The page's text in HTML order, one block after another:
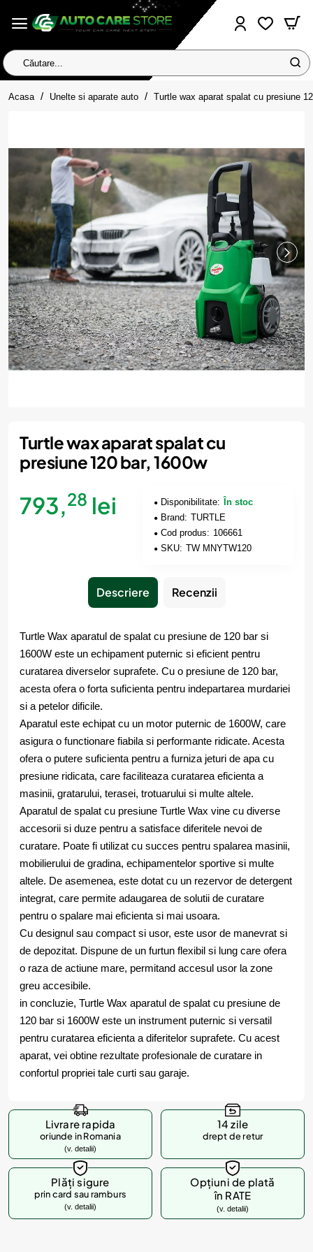
Căutare...
Acasa homeUnelte si aparate auto Turtle wax aparat spalat cu presiune
Turtle wax aparat spalat cu
presiune 120 bar, 1600w
793,28 lei Disponibilitate:
În stoc
Brand: TURTLE
Cod produs: 106661
SKU: TW MNYTW120
Descriere Recenzii
Turtle Wax aparatul de spalat cu presiune de 120 bar si
1600W este un echipament puternic si eficient pentru
curatarea diverselor suprafete. Cu o presiune de 120 bar,
acesta ofera o forta suficienta pentru indepartarea murdariei
si a petelor dificile.
Aparatul este echipat cu un motor puternic de 1600W, care
asigura o functionare fiabila si performante ridicate. Acesta
ofera o putere suficienta pentru a furniza jeturi de apa cu
presiune ridicata, care faciliteaza curatarea eficienta a
masinii, gratarului, terasei, trotuarului si multe altele.
Aparatul de spalat cu presiune Turtle Wax vine cu diverse
accesorii si duze pentru a satisface diferitele nevoi de
curatare. Poate fi utilizat cu succes pentru spalarea masinii,
mobilierului de gradina, echipamentelor sportive si multe
altele. De asemenea, este dotat cu un rezervor de detergent
integrat, care permite adaugarea de solutii de curatare
pentru o spalare mai eficienta si mai usoara.
Cu designul sau compact si usor, este usor de manevrat si
de depozitat. Dispune de un furtun flexibil si lung care ofera
o raza de actiune mare, permitand accesul usor la zone
greu accesibile.
in concluzie, Turtle Wax aparatul de spalat cu presiune de
120 bar si 1600W este un instrument puternic si versatil
pentru curatarea eficienta a diferitelor suprafete. Cu acest
aparat, vei obtine rezultate profesionale de curatare in
confortul propriei tale curti sau garaje.
Livrare rapida
oriunde in Romania
(v. detalii)
14 zile
drept de retur
Plăți sigure
prin card sau ramburs
(v. detalii)
Opțiuni de plată
în RATE
(v. detalii)